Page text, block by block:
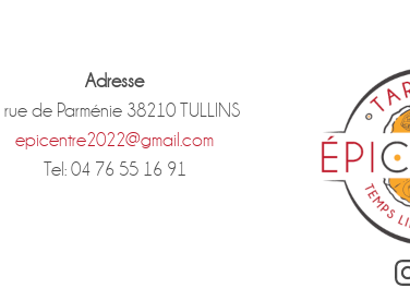
Adresse
rue de Parménie 38210 TULLINS
epicentre2022@gmail.com
Tel: 04 76 55 16 91
Instagram